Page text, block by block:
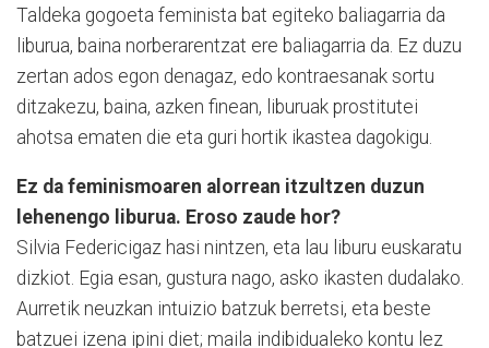
Taldeka gogoeta feminista bat egiteko baliagarria da
liburua, baina norberarentzat ere baliagarria da. Ez duzu
zertan ados egon denagaz, edo kontraesanak sortu
ditzakezu, baina, azken finean, liburuak prostitutei
ahotsa ematen die eta guri hortik ikastea dagokigu.
Ez da feminismoaren alorrean itzultzen duzun
lehenengo liburua. Eroso zaude hor?
Silvia Federicigaz hasi nintzen, eta lau liburu euskaratu
dizkiot. Egia esan, gustura nago, asko ikasten dudalako.
Aurretik neuzkan intuizio batzuk berretsi, eta beste
batzuei izena ipini diet; maila indibidualeko kontu lez